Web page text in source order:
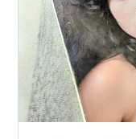
2002
年7月
3日
： シャッフ
2002
年9月
： ユニット
2003
：
日本食